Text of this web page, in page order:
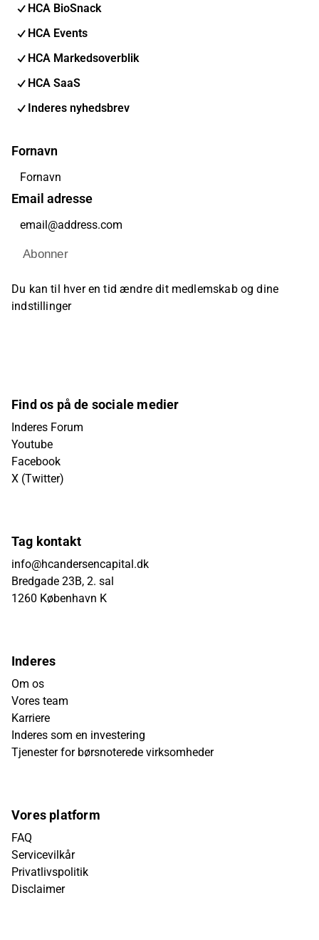
HCA BioSnack
HCA Events
HCA Markedsoverblik
HCA SaaS
Inderes nyhedsbrev
Fornavn
Email adresse
Abonner
Du kan til hver en tid ændre dit medlemskab og dine
indstillinger
Find os på de sociale medier
Inderes Forum
Youtube
Facebook
X (Twitter)
Tag kontakt
info@hcandersencapital.dk
Bredgade 23B, 2. sal
1260 København K
Inderes
Om os
Vores team
Karriere
Inderes som en investering
Tjenester for børsnoterede virksomheder
Vores platform
FAQ
Servicevilkår
Privatlivspolitik
Disclaimer